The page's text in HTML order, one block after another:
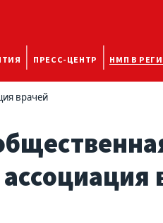
ПРЕСС-ЦЕНТР НМП В
врачей